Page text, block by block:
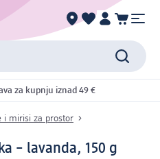
za kupnju iznad 49 €
i mirisi za prostor
– lavanda, 150 g